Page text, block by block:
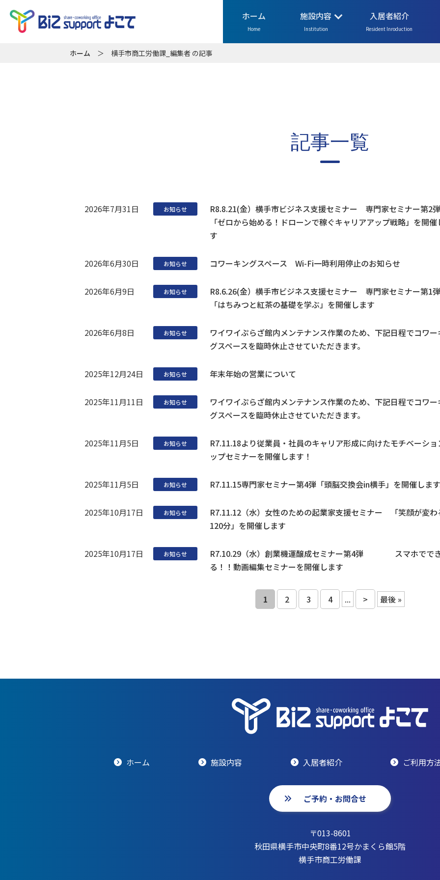
ホーム
Home
施設内容
Institution
入居者紹介
Resident Inroduction
ホーム ＞ 横手市商工労働課_編集者 の記事
記事一覧
2026年7月31日 お知らせ
R8.8.21(金）横手市ビジネス支援セミナー 専門家セミナー第2
「ゼロから始める！ドローンで稼ぐキャリアアップ戦略」を開催
す
2026年6月30日 お知らせ コワーキングスペース Wi-Fi一時利用停止のお知らせ
2026年6月9日 お知らせ
R8.6.26(金）横手市ビジネス支援セミナー 専門家セミナー第1
「はちみつと紅茶の基礎を学ぶ」を開催します
2026年6月8日 お知らせ
ワイワイぷらざ館内メンテナンス作業のため、下記日程でコワー
グスペースを臨時休止させていただきます。
2025年12月24日 お知らせ 年末年始の営業について
2025年11月11日 お知らせ
ワイワイぷらざ館内メンテナンス作業のため、下記日程でコワー
グスペースを臨時休止させていただきます。
2025年11月5日 お知らせ
R7.11.18より従業員・社員のキャリア形成に向けたモチベーショ
ップセミナーを開催します！
2025年11月5日 お知らせ R7.11.15専門家セミナー第4弾「頭脳交換会in横手」を開催します
2025年10月17日 お知らせ
R7.11.12（水）女性のための起業家支援セミナー 「笑顔が変わ
120分」を開催します
2025年10月17日 お知らせ
R7.10.29（水）創業機運醸成セミナー第4弾 スマホでで
る！！動画編集セミナーを開催します
1 2 3 4 ... > 最後 »
ホーム 施設内容 入居者紹介 ご利用方
ご予約・お問合せ
〒013-8601
秋田県横手市中央町8番12号かまくら館5階
横手市商工労働課